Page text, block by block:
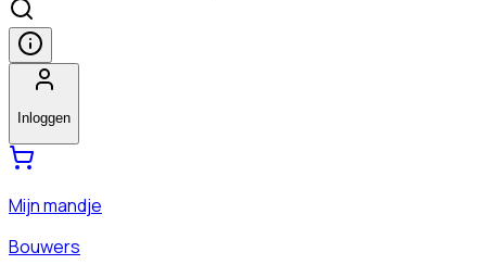
Inloggen
Mijn mandje
Bouwers